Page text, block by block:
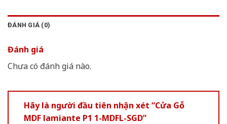
ĐÁNH GIÁ (0)
Đánh giá
Chưa có đánh giá nào.
Hãy là người đầu tiên nhận xét “Cửa Gỗ
MDF lamiante P1 1-MDFL-SGD”